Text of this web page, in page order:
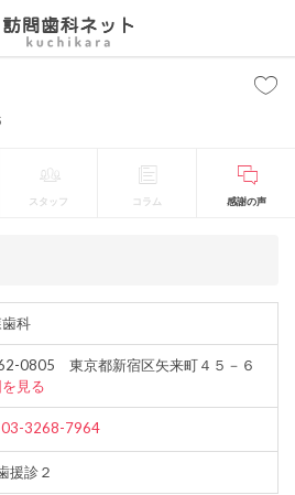
スタッフ コラム 感謝の声
科
0805 東京都新宿区矢来町４５－６
見る
03-3268-7964
援診２